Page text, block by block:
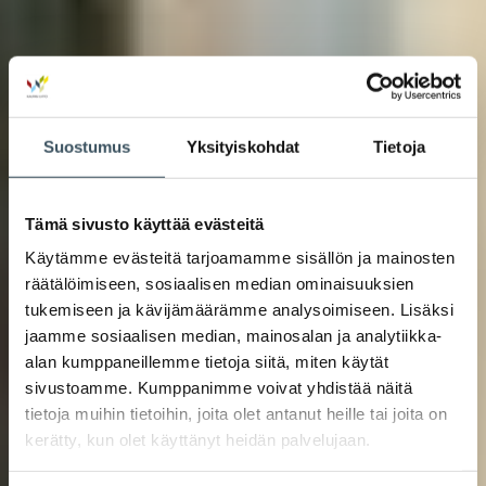
Suostumus Yksityiskohdat Tietoja
Tämä sivusto käyttää evästeitä
Käytämme evästeitä tarjoamamme sisällön ja mainosten
räätälöimiseen, sosiaalisen median ominaisuuksien
tukemiseen ja kävijämäärämme analysoimiseen. Lisäksi
jaamme sosiaalisen median, mainosalan ja analytiikka-
alan kumppaneillemme tietoja siitä, miten käytät
sivustoamme. Kumppanimme voivat yhdistää näitä
tietoja muihin tietoihin, joita olet antanut heille tai joita on
kerätty, kun olet käyttänyt heidän palvelujaan.